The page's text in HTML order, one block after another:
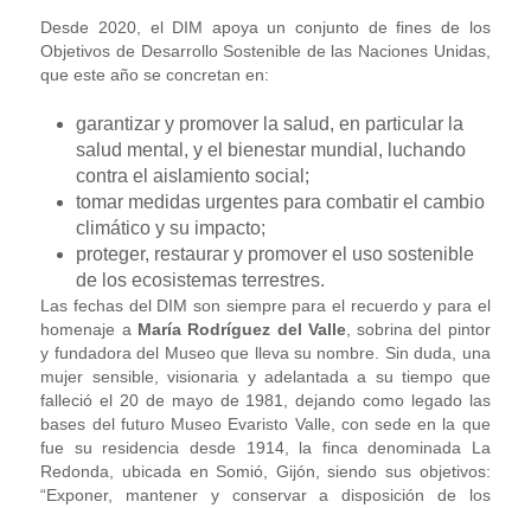
Desde 2020, el DIM apoya un conjunto de fines de los
Objetivos de Desarrollo Sostenible de las Naciones Unidas,
que este año se concretan en:
garantizar y promover la salud, en particular la
salud mental, y el bienestar mundial, luchando
contra el aislamiento social;
tomar medidas urgentes para combatir el cambio
climático y su impacto;
proteger, restaurar y promover el uso sostenible
de los ecosistemas terrestres.
Las fechas del DIM son siempre para el recuerdo y para el
homenaje a María Rodríguez del Valle, sobrina del pintor
y fundadora del Museo que lleva su nombre. Sin duda, una
mujer sensible, visionaria y adelantada a su tiempo que
falleció el 20 de mayo de 1981, dejando como legado las
bases del futuro Museo Evaristo Valle, con sede en la que
fue su residencia desde 1914, la finca denominada La
Redonda, ubicada en Somió, Gijón, siendo sus objetivos:
“Exponer, mantener y conservar a disposición de los